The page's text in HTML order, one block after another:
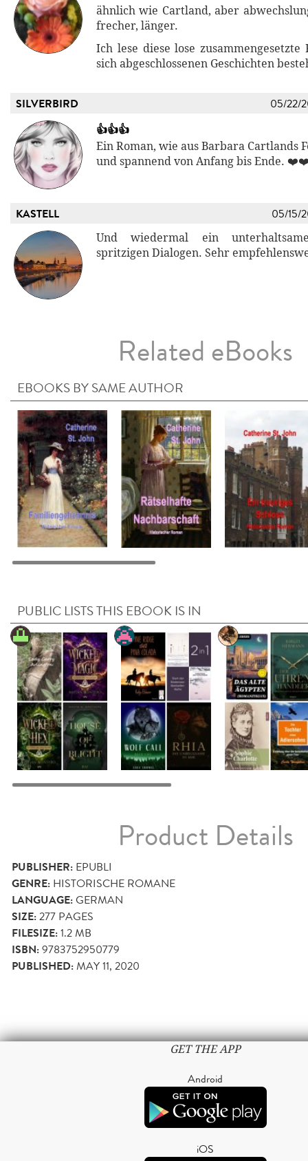
ähnlich wie Cartland, aber
frecher, länger.
Ich lese diese lose zusammengesetzte
sich abgeschlossenen Geschichten
SILVERBIRD 05/22/
👍👍👍
Ein Roman, wie aus Barbara Cartlands
und spannend von Anfang bis Ende.
KASTELL 05/15/
Und wiedermal ein
spritzigen Dialogen. Sehr
Related eBooks
EBOOKS BY SAME AUTHOR
PUBLIC LISTS THIS EBOOK IS IN
Product Details
PUBLISHER: EPUBLI
GENRE: HISTORISCHE ROMANE
LANGUAGE:GERMAN
SIZE:277 PAGES
FILESIZE:1.2 MB
ISBN:9783752950779
PUBLISHED:MAY 11, 2020
GET THE APP
Android
iOS